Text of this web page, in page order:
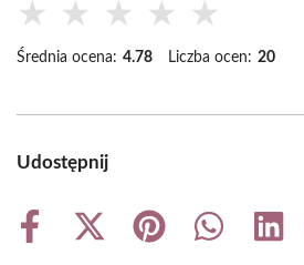
★ ★ ★ ★ ★
Średnia ocena: 4.78 Liczba ocen: 20
Udostępnij
Share
Share
Share
Share
Share